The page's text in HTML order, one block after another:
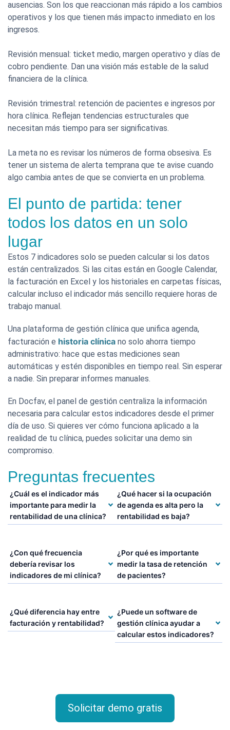
ausencias. Son los que reaccionan más rápido a los cambios
operativos y los que tienen más impacto inmediato en los
ingresos.
Revisión mensual: ticket medio, margen operativo y días de
cobro pendiente. Dan una visión más estable de la salud
financiera de la clínica.
Revisión trimestral: retención de pacientes e ingresos por
hora clínica. Reflejan tendencias estructurales que
necesitan más tiempo para ser significativas.
La meta no es revisar los números de forma obsesiva. Es
tener un sistema de alerta temprana que te avise cuando
algo cambia antes de que se convierta en un problema.
El punto de partida: tener
todos los datos en un solo
lugar
Estos 7 indicadores solo se pueden calcular si los datos
están centralizados. Si las citas están en Google Calendar,
la facturación en Excel y los historiales en carpetas físicas,
calcular incluso el indicador más sencillo requiere horas de
trabajo manual.
Una plataforma de gestión clínica que unifica agenda,
facturación e historia clínica no solo ahorra tiempo
administrativo: hace que estas mediciones sean
automáticas y estén disponibles en tiempo real. Sin esperar
a nadie. Sin preparar informes manuales.
En Docfav, el panel de gestión centraliza la información
necesaria para calcular estos indicadores desde el primer
día de uso. Si quieres ver cómo funciona aplicado a la
realidad de tu clínica, puedes solicitar una demo sin
compromiso.
Preguntas frecuentes
¿Cuál es el indicador más
importante para medir la
rentabilidad de una clínica?
¿Con qué frecuencia
debería revisar los
indicadores de mi clínica?
¿Qué diferencia hay entre
facturación y rentabilidad?
¿Qué hacer si la ocupación
de agenda es alta pero la
rentabilidad es baja?
¿Por qué es importante
medir la tasa de retención
de pacientes?
¿Puede un software de
gestión clínica ayudar a
calcular estos indicadores?
Solicitar demo gratis